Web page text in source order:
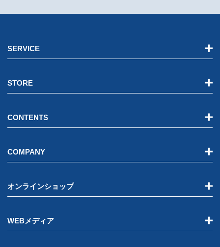
SERVICE
STORE
CONTENTS
COMPANY
オンラインショップ
WEBメディア